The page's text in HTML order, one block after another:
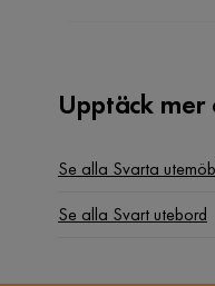
Upptäck
Se alla Svarta
Se alla Svart utebord